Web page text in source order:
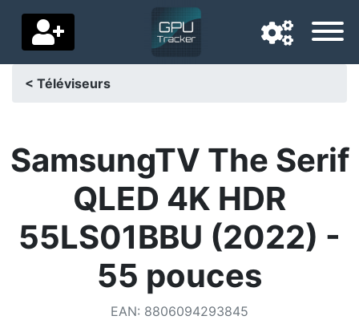
Pays de livraison
Baisses de prix
Paramètres
Soutenez-nous
< Téléviseurs
SamsungTV The Serif
QLED 4K HDR
55LS01BBU (2022) -
55 pouces
EAN: 8806094293845